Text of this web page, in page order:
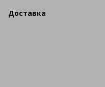
Доставка